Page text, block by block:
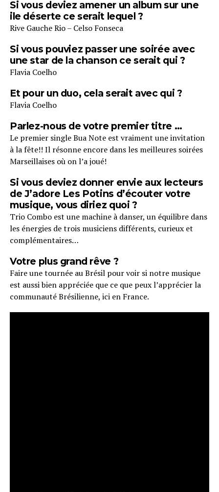
Si vous deviez amener un album sur une
ile déserte ce serait lequel ?
Rive Gauche Rio – Celso Fonseca
Si vous pouviez passer une soirée avec
une star de la chanson ce serait qui ?
Flavia Coelho
Et pour un duo, cela serait avec qui ?
Flavia Coelho
Parlez-nous de votre premier titre …
Le premier single Bua Note est vraiment une invitation
à la fête!! Il résonne encore dans les meilleures soirées
Marseillaises où on l’a joué!
Si vous deviez donner envie aux lecteurs
de J’adore Les Potins d’écouter votre
musique, vous diriez quoi ?
Trio Combo est une machine à danser, un équilibre dans
les énergies de trois musiciens différents, curieux et
complémentaires…
Votre plus grand rêve ?
Faire une tournée au Brésil pour voir si notre musique
est aussi bien appréciée que ce que peux l’apprécier la
communauté Brésilienne, ici en France.